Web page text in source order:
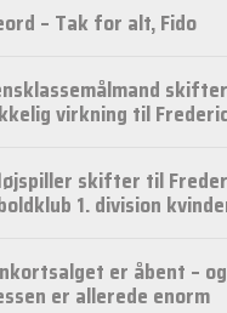
– Tak for alt, Fido
virkning til
skifter til
1. division
er åbent – og
er allerede enorm